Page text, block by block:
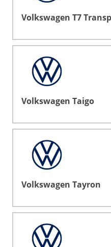
Volkswagen T7
Volkswagen Taigo
Volkswagen Tayron